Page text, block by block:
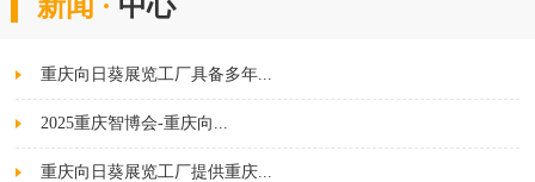
重庆向日葵展览工厂具备多年...
2025重庆智博会-重庆向...
重庆向日葵展览工厂提供重庆...